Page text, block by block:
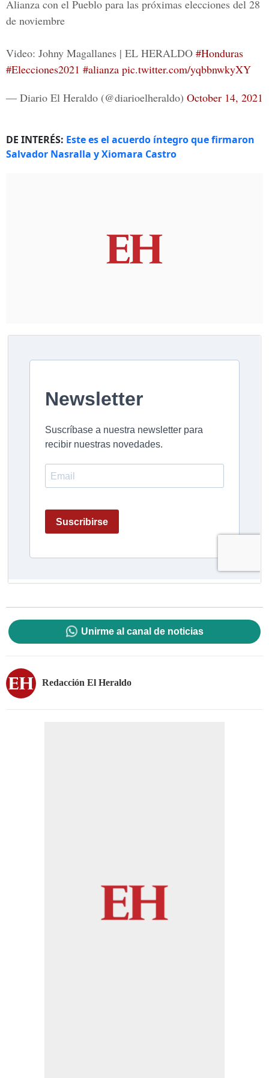
Alianza con el Pueblo para las próximas elecciones del 28
de noviembre
Video: Johny Magallanes | EL HERALDO #Honduras
#Elecciones2021 #alianza pic.twitter.com/yqbbnwkyXY
— Diario El Heraldo (@diarioelheraldo) October 14, 2021
DE INTERÉS: Este es el acuerdo íntegro que firmaron
Salvador Nasralla y Xiomara Castro
Unirme al canal de noticias
Redacción El Heraldo